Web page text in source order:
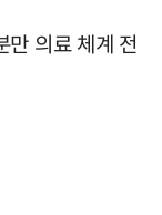
만 의료 체계 전